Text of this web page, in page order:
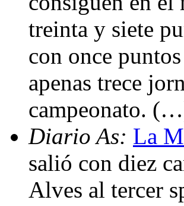
treinta y siete
con once
apenas trece
campeonato.
Diario As: La
salió con diez
Alves al tercer